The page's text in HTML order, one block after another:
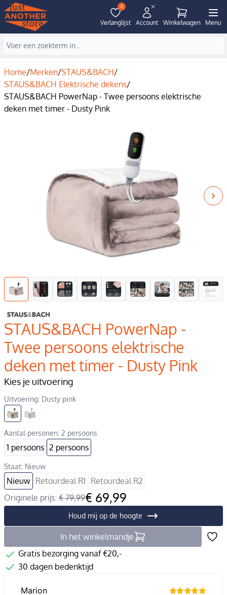
0
Verlanglijst Account Winkelwagen Menu
Home/Merken/STAUS&BACH/
STAUS&BACH Elektrische dekens/
STAUS&BACH PowerNap - Twee persoons elektrische
deken met timer - Dusty Pink
STAUS&BACH PowerNap -
Twee persoons elektrische
deken met timer - Dusty Pink
Kies je uitvoering
Uitvoering: Dusty pink
Aantal personen: 2 persoons
1 persoons 2 persoons
Staat: Nieuw
Nieuw Retourdeal R1 Retourdeal R2
Originele prijs: € 79,99€ 69,99
Houd mij op de hoogte
In het winkelmandje
Gratis bezorging vanaf €20,-
30 dagen bedenktijd